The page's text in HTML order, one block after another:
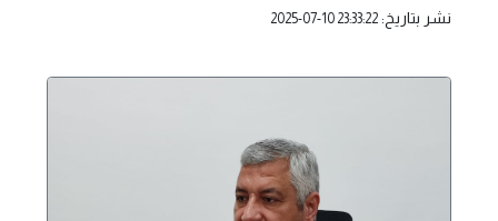
نشر بتاريخ: 2025-07-10 23:33:22